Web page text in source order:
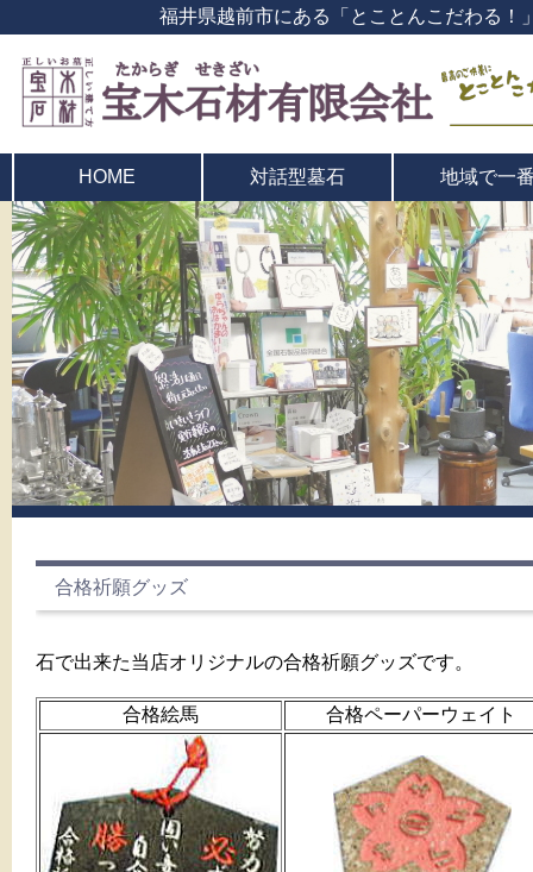
福井県越前市にある「とことんこだわる！
HOME 対話型墓石 地域で一
合格祈願グッズ
石で出来た当店オリジナルの合格祈願グッズです。
合格絵馬 合格ペーパーウェイト